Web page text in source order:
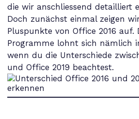
die wir anschliessend detailliert
Doch zunächst einmal zeigen
Pluspunkte von Office 2016 auf.
Programme lohnt sich nämlich
wenn du die Unterschiede
und Office 2019 beachtest.